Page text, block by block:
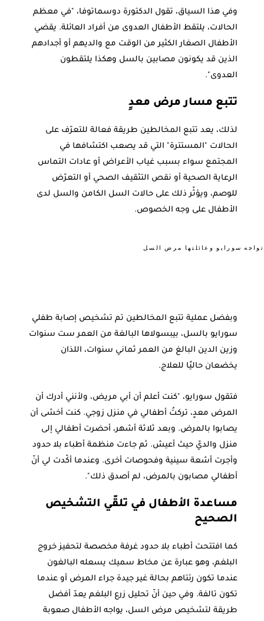
وفي هذا السياق، تقول الدكتورة دوسماتوفا، "في معظم
الحالات، يلتقط الأطفال العدوى من أفراد العائلة. يقضي
الأطفال الصغار الكثير من الوقت مع والديهم أو أجدادهم
الذين قد يكونون مصابين بالسل وهكذا يلتقطون
العدوى".
تتبع مسار مرض معدٍ
لذلك، يعد تتبع المخالطين طريقة فعالة للتعرّف على
الحالات "المستترة" التي قد يصعب اكتشافها في
المجتمع سواء بسبب غياب الأعراض أو عادات التماس
الرعاية الصحية أو نقص التثقيف الصحي أو التعرّض
للوصم، ويؤثّر ذلك على حالات السل الكامن والسل لدى
الأطفال على وجه الخصوص.
تواجه سورايو وعائلتها مرض السل
وبفضل عملية تتبع المخالطين تم تشخيص إصابة طفلي
سورايو بالسل، بيبسولاها البالغة من العمر ست سنوات
وزين الدين البالغ من العمر ثماني سنوات، اللذان
يخضعان حاليًا للعلاج.
فتقول سورايو، "كنت أعلم أن أبي مريض، ولأنني أدرك أن
المرض معدٍ، تركتُ أطفالي في منزل زوجي. كنت أخشى أن
يصابوا بالمرض. وبعد ثلاثة أشهر، أحضرت أطفالي إلى
منزل والديّ حيث أعيش. ثم جاءت منظمة أطباء بلا حدود
وأجرت أشعة سينية وفحوصات أخرى. وعندما أكّدت لي أنّ
أطفالي مصابون بالمرض، لم أصدق ذلك".
مساعدة الأطفال في تلقّي التشخيص
الصحيح
كما افتتحت أطباء بلا حدود غرفة مخصصة لتحفيز خروج
البلغم، وهو عبارة عن مخاط سميك يسعله البالغون
عندما تكون رئتاهم بحالة غير جيدة جراء المرض أو عندما
تكون تالفة. وفي حين أنّ تحليل زرع البلغم يعدّ أفضل
طريقة لتشخيص مرض السل، يواجه الأطفال صعوبة